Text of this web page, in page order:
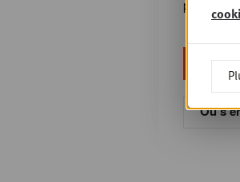
passe?
Ou